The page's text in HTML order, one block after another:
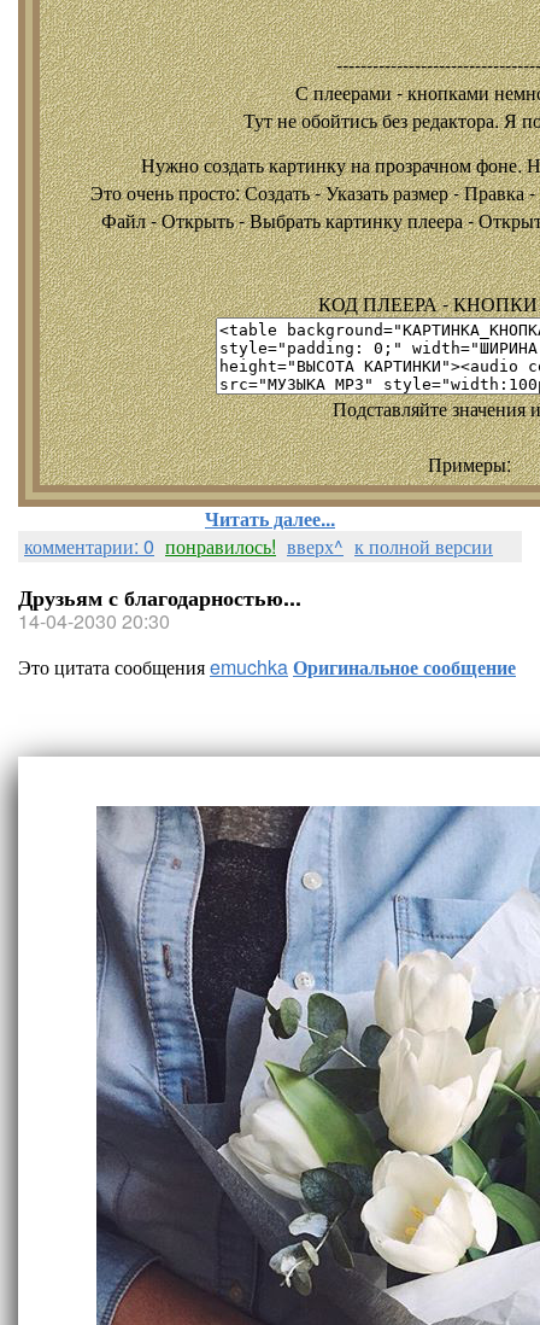
С плеерами - кнопками
Тут не обойтись без редактора. Я
Нужно создать картинку на прозрачном фоне.
Это очень просто: Создать - Указать размер -
Файл - Открыть - Выбрать картинку плеера -
КОД ПЛЕЕРА - КНОПКИ
Подставляйте значения
Примеры:
Читать далее...
комментарии: 0 понравилось! вверх^ к полной версии
Друзьям с благодарностью...
14-04-2030 20:30
Это цитата сообщенияemuchkaОригинальное сообщение